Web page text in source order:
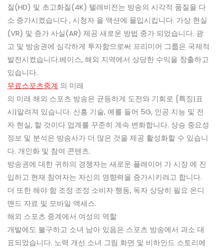
질(HD) 및 초고화질(4K) 텔레비전는 방송의 시각적 품질을 다
소 증가시켰습니다 , 시청자 을 액션에 몰입시킵니다. 가상 현실
(VR) 및 증가 사실(AR) 제공 새로운 방법 중가 되었습니다. 광
고 및 방송권에 심각하게 투자함으로써 프리미어 그룹은 국제적
발전시켰습니다.베이스, 해외 지역에서 상당한 수익을 창출하고
있습니다.
무료스포츠중계 의 미래
의 미래 해외 스포츠 방송은 균등하게 도전와 기회로 {특징|표
시|알려져 있습니다. 신흥 기술, 예를 들어 5G, 인공 지능 및 전
자 현실, 할 것이다 업계를 꾸준히 계속 변화합니다. 상승 중요성
정보 및 분석은 방송사가 더 많은 것을 제공 활성화할 수 있습니
다. 개인화 및 참여 콘텐츠.
방송권에 대한 귀하의 경쟁자는 새로운 플레이어 가 시장 에 진
입하고 현재 참여자는 자신의 영향력을 증가시키려고 합니다.
더 또한 해야 함 조정 조정 소비자 행동, 독자 상당히 필요 온디
맨드 자료 및 모바일 액세스.
해외 스포츠 중계에서 여성의 역할
개발에도 불구하고 소녀 남아 있음은 스포츠 방송에서 과소 대
표되었습니다. 노력 개선 소녀 그림 화면 및 비하인드 스토리에